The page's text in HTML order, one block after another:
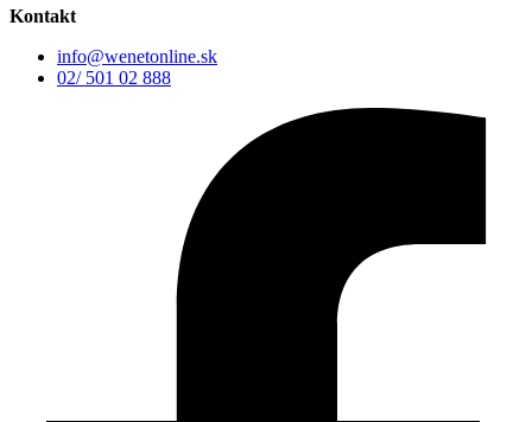
Kontakt
info@wenetonline.sk
02/ 501 02 888